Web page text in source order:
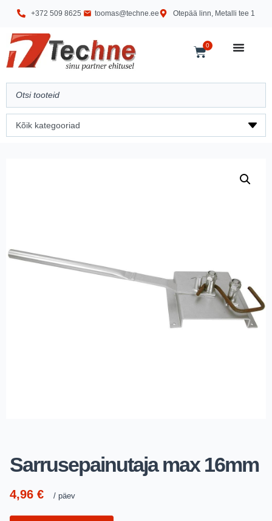
+372 509 8625 toomas@techne.ee Otepää linn, Metalli tee 1
0
Sarrusepainutaja max 16mm
4,96 € päev